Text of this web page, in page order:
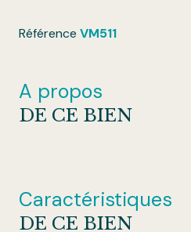
Référence VM511
A propos
DE CE BIEN
Caractéristiques
DE CE BIEN